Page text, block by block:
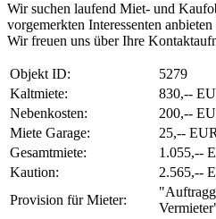
Wir suchen laufend Miet- und
vorgemerkten Interessenten
Wir freuen uns über Ihre
Objekt ID:
5279
Kaltmiete:
830,--
Nebenkosten:
200,--
Miete Garage:
25,--
Gesamtmiete:
1.055,--
Kaution:
2.565,--
Provision für Mieter: